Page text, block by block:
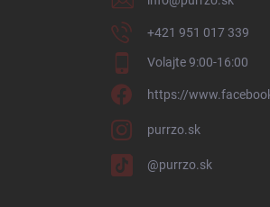
‭+421 951 017 339‬
Volajte 9:00-16:00
https://
purrzo.sk
@purrzo.sk